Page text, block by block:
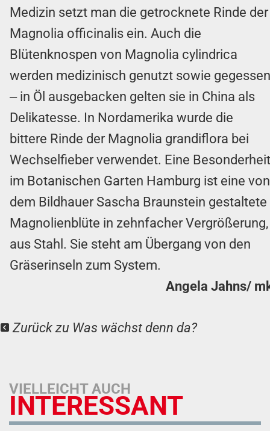
Medizin setzt man die getrocknete Rinde der
Magnolia officinalis ein. Auch die
Blütenknospen von Magnolia cylindrica
werden medizinisch genutzt sowie gegessen
‒ in Öl ausgebacken gelten sie in China als
Delikatesse. In Nordamerika wurde die
bittere Rinde der Magnolia grandiflora bei
Wechselfieber verwendet. Eine Besonderheit
im Botanischen Garten Hamburg ist eine von
dem Bildhauer Sascha Braunstein gestaltete
Magnolienblüte in zehnfacher Vergrößerung,
aus Stahl. Sie steht am Übergang von den
Gräserinseln zum System.
Angela Jahns/
Zurück zu Was wächst denn da?
VIELLEICHT AUCH
INTERESSANT